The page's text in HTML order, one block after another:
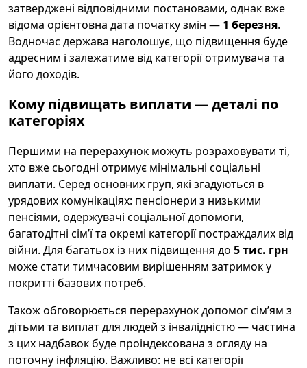
затверджені відповідними постановами, однак вже
відома орієнтовна дата початку змін — 1 березня.
Водночас держава наголошує, що підвищення буде
адресним і залежатиме від категорії отримувача та
його доходів.
Кому підвищать виплати — деталі по
категоріях
Першими на перерахунок можуть розраховувати ті,
хто вже сьогодні отримує мінімальні соціальні
виплати. Серед основних груп, які згадуються в
урядових комунікаціях: пенсіонери з низькими
пенсіями, одержувачі соціальної допомоги,
багатодітні сім’ї та окремі категорії постраждалих від
війни. Для багатьох із них підвищення до 5 тис. грн
може стати тимчасовим вирішенням затримок у
покритті базових потреб.
Також обговорюється перерахунок допомог сім’ям з
дітьми та виплат для людей з інвалідністю — частина
з цих надбавок буде проіндексована з огляду на
поточну інфляцію. Важливо: не всі категорії